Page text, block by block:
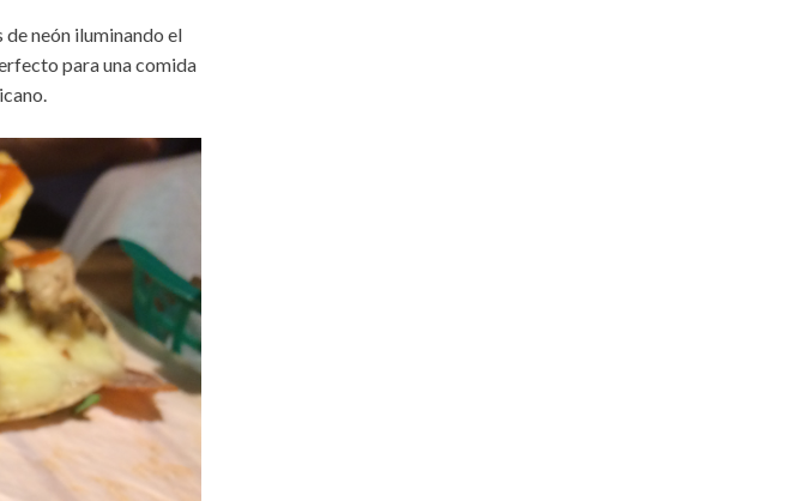
de neón iluminando el
para una comida